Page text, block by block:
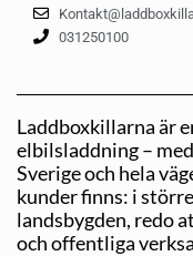
031250100
Laddboxkillarna är
elbilsladdning –
Sverige och hela
kunder finns: i
landsbygden, redo
och offentliga